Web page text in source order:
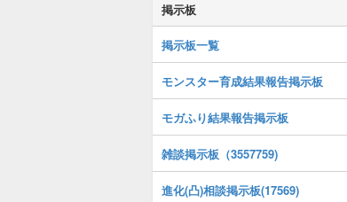
掲示板
掲示板一覧
モンスター育成結果報告掲示板
モガふり結果報告掲示板
雑談掲示板（3557759)
進化(凸)相談掲示板(17569)